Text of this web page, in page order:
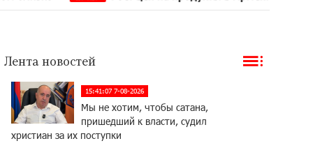
Лента новостей
15:41:07 7-08-2026
Мы не хотим, чтобы сатана,
пришедший к власти, судил
христиан за их поступки